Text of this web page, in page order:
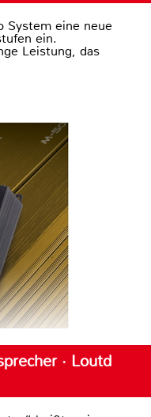
eine neue
ein.
Leistung, das
· Loutd